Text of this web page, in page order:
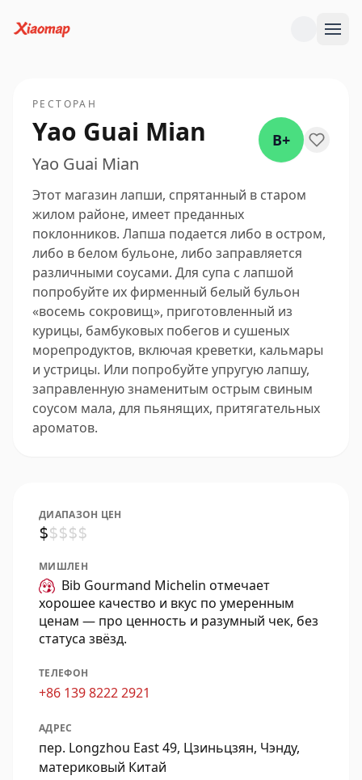
РЕСТОРАН
Yao Guai Mian
Yao Guai Mian
B+
Этот магазин лапши, спрятанный в старом
жилом районе, имеет преданных
поклонников. Лапша подается либо в остром,
либо в белом бульоне, либо заправляется
различными соусами. Для супа с лапшой
попробуйте их фирменный белый бульон
«восемь сокровищ», приготовленный из
курицы, бамбуковых побегов и сушеных
морепродуктов, включая креветки, кальмары
и устрицы. Или попробуйте упругую лапшу,
заправленную знаменитым острым свиным
соусом мала, для пьянящих, притягательных
ароматов.
ДИАПАЗОН ЦЕН
$$$$$
МИШЛЕН
Bib Gourmand Michelin отмечает
хорошее качество и вкус по умеренным
ценам — про ценность и разумный чек, без
статуса звёзд.
ТЕЛЕФОН
+86 139 8222 2921
АДРЕС
пер. Longzhou East 49, Цзиньцзян, Чэнду,
материковый Китай